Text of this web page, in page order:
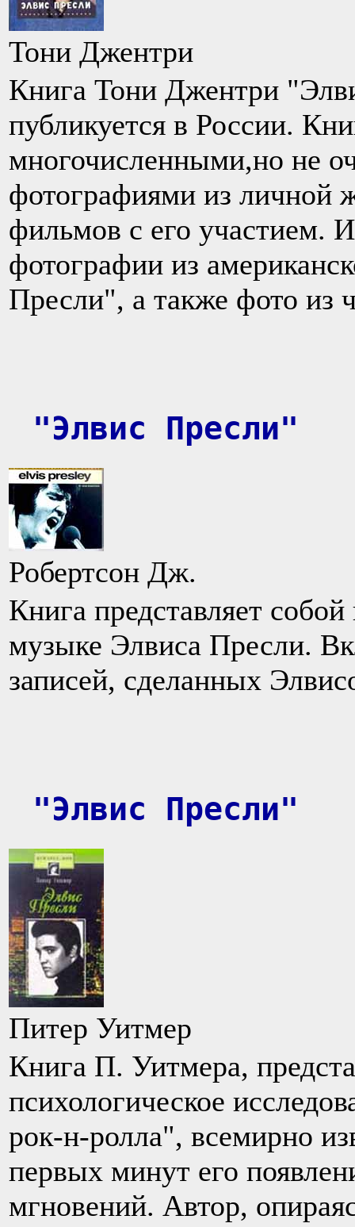
Тони Джентри
Книга Тони Джентри
публикуется в России.
многочисленными,но не
фотографиями из личной
фильмов с его участием.
фотографии из
Пресли", а также фото из
"Элвис Пресли"
Робертсон Дж.
Книга представляет
музыке Элвиса Пресли.
записей, сделанных
"Элвис Пресли"
Питер Уитмер
Книга П. Уитмера,
психологическое
рок-н-ролла", всемирно
первых минут его
мгновений. Автор,